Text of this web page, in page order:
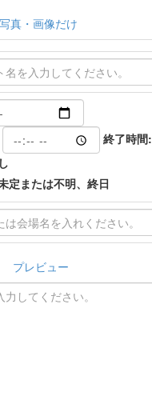
写真・画像だけ
終了時間:
定または不明、終日
プレビュー